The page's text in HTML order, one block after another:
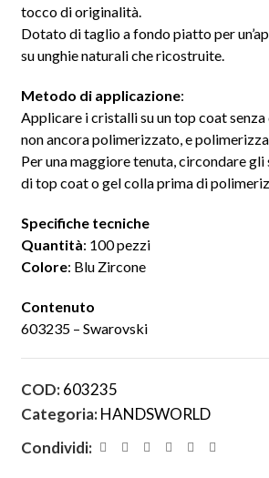
tocco di originalità.
Dotato di taglio a fondo piatto per
su unghie naturali che ricostruite.
Metodo di applicazione:
Applicare i cristalli su un top coat
non ancora polimerizzato, e
Per una maggiore tenuta, circondare
di top coat o gel colla prima di
Specifiche tecniche
Quantità: 100 pezzi
Colore: Blu Zircone
Contenuto
603235 – Swarovski
COD:603235
Categoria:HANDSWORLD
Condividi: